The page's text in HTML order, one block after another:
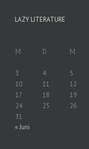
LAZY LITERATURE
M D M
3
4 5
10
11 12
17
18 19
24
25 26
31
« Juni